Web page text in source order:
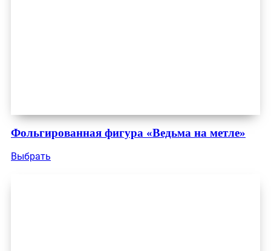
Фольгированная фигура «Ведьма на метле»
Выбрать